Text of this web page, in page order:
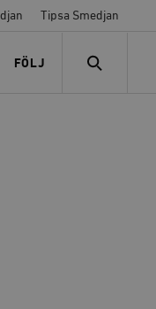
Tipsa Smedjan
FÖLJ
FÖLJ OSS SEARCH